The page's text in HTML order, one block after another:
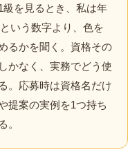
を見るとき、私は年
いう数字より、色を
るかを聞く。資格その
かなく、実務でどう使
。応募時は資格名だけ
提案の実例を1つ持ち
。